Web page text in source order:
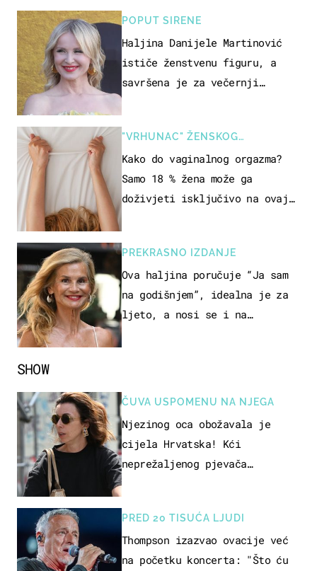
SHOW
ČUVA USPOMENU NA NJEGA
Njezinog oca obožavala je
cijela Hrvatska! Kći
neprežaljenog pjevača
PRED 20 TISUĆA LJUDI
Thompson izazvao ovacije već
na početku koncerta: "Što ću
POPUT SIRENE
Haljina Danijele Martinović
ističe ženstvenu figuru, a
savršena je za večernji
"VRHUNAC" ŽENSKOG
SEKSUALNOG ISKUSTVA
Kako do vaginalnog orgazma?
Samo 18 % žena može ga
doživjeti isključivo na ovaj
PREKRASNO IZDANJE
Ova haljina poručuje “Ja sam
na godišnjem”, idealna je za
ljeto, a nosi se i na